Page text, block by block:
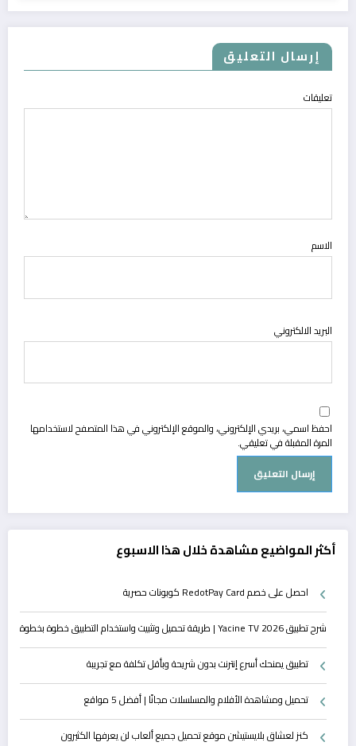
إرسال التعليق
تعليقات
الاسم
البريد الالكتروني
احفظ اسمي، بريدي الإلكتروني، والموقع الإلكتروني في هذا المتصفح لاستخدامها
المرة المقبلة في تعليقي.
أكثر المواضيع مشاهدة خلال هذا الاسبوع
احصل على خصم RedotPay Card كوبونات حصرية
شرح تطبيق Yacine TV 2026 | طريقة تحميل وتثبيت واستخدام التطبيق خطوة بخطوة
تطبيق يمنحك أسرع إنترنت بدون شريحة وبأقل تكلفة مع تجريبة
تحميل ومشاهدة الأفلام والمسلسلات مجانًا | أفضل 5 مواقع
كنز لعشاق بلايستيشن موقع تحميل جميع ألعاب لن يعرفها الكثيرون